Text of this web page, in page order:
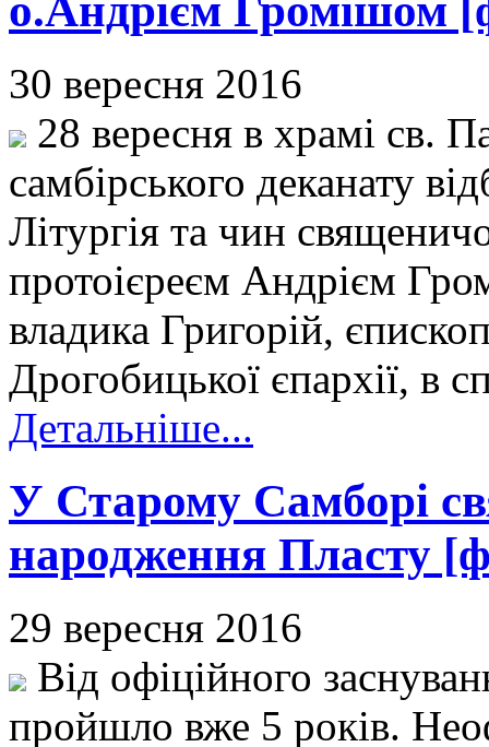
о.Андрієм Громішом
30 вересня 2016
28 вересня в храмі св.
самбірського деканату
Літургія та чин
протоієреєм Андрієм
владика Григорій,
Дрогобицької єпархії, в
Детальніше...
У Старому Самборі
народження Пласту
29 вересня 2016
Від офіційного
пройшло вже 5 років.